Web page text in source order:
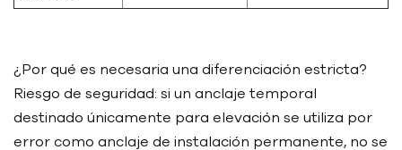
¿Por qué es necesaria una diferenciación estricta?
Riesgo de seguridad: si un anclaje temporal
destinado únicamente para elevación se utiliza por
error como anclaje de instalación permanente, no se